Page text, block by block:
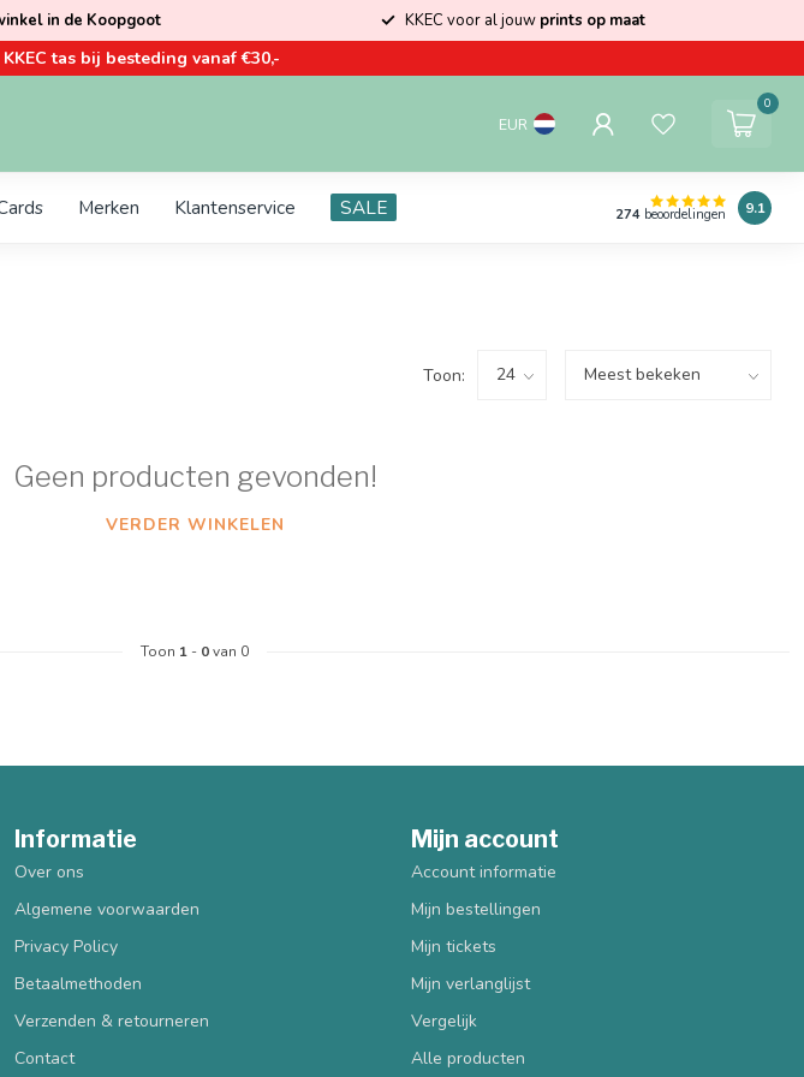
in de Koopgoot KKEC voor al jouw prints op maat
tas bij besteding vanaf €30,-
EUR
0
Merken Klantenservice SALE 274 beoordelingen 9.1
Toon:
Geen producten gevonden!
VERDER WINKELEN
Toon 1 - 0van 0
Informatie
Over ons
Algemene voorwaarden
Privacy Policy
Betaalmethoden
Verzenden & retourneren
Contact
Mijn account
Account informatie
Mijn bestellingen
Mijn tickets
Mijn verlanglijst
Vergelijk
Alle producten